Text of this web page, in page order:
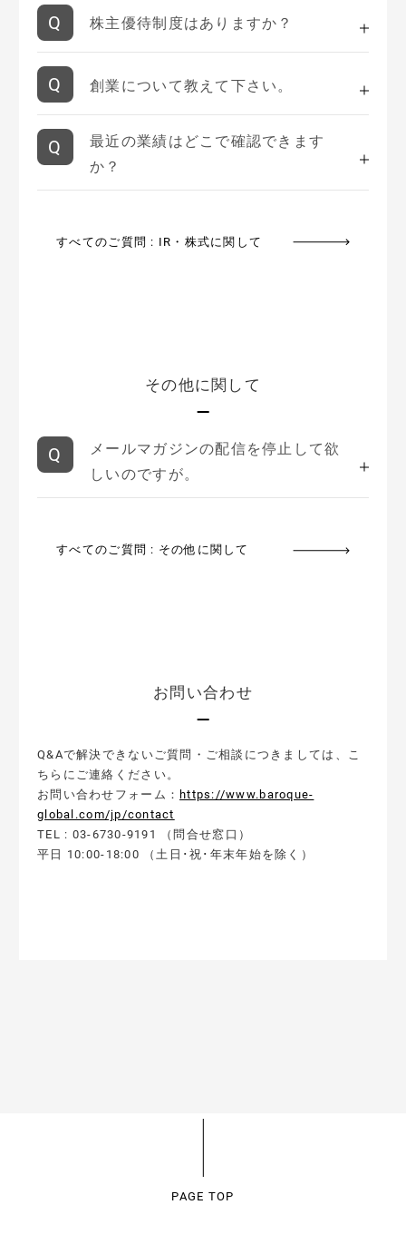
株主優待制度はありますか？
創業について教えて下さい。
最近の業績はどこで確認できます
か？
すべてのご質問 : IR・株式に関して
その他に関して
メールマガジンの配信を停止して欲
しいのですが。
すべてのご質問 : その他に関して
お問い合わせ
Q&Aで解決できないご質問・ご相談につきましては、こ
ちらにご連絡ください。
お問い合わせフォーム：https://www.baroque-
global.com/jp/contact
TEL : 03-6730-9191 （問合せ窓口）
平日 10:00-18:00 （土日･祝･年末年始を除く）
PAGE TOP